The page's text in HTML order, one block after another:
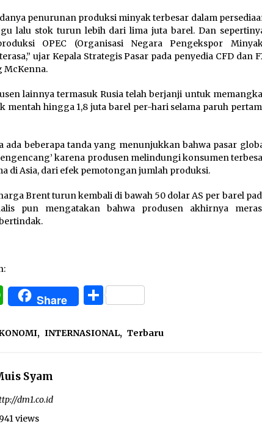
penurunan produksi minyak terbesar dalam
lalu stok turun lebih dari lima juta barel. Dan
OPEC (Organisasi Negara Pengekspor
ujar Kepala Strategis Pasar pada penyedia CFD dan
McKenna.
lainnya termasuk Rusia telah berjanji untuk
mentah hingga 1,8 juta barel per-hari selama paruh
ada beberapa tanda yang menunjukkan bahwa pasar
karena produsen melindungi konsumen
di Asia, dari efek pemotongan jumlah produksi.
Brent turun kembali di bawah 50 dolar AS per barel
pun mengatakan bahwa produsen akhirnya
WhatsApp
Share Share
, INTERNASIONAL, Terbaru
Syam
dm1.co.id
views